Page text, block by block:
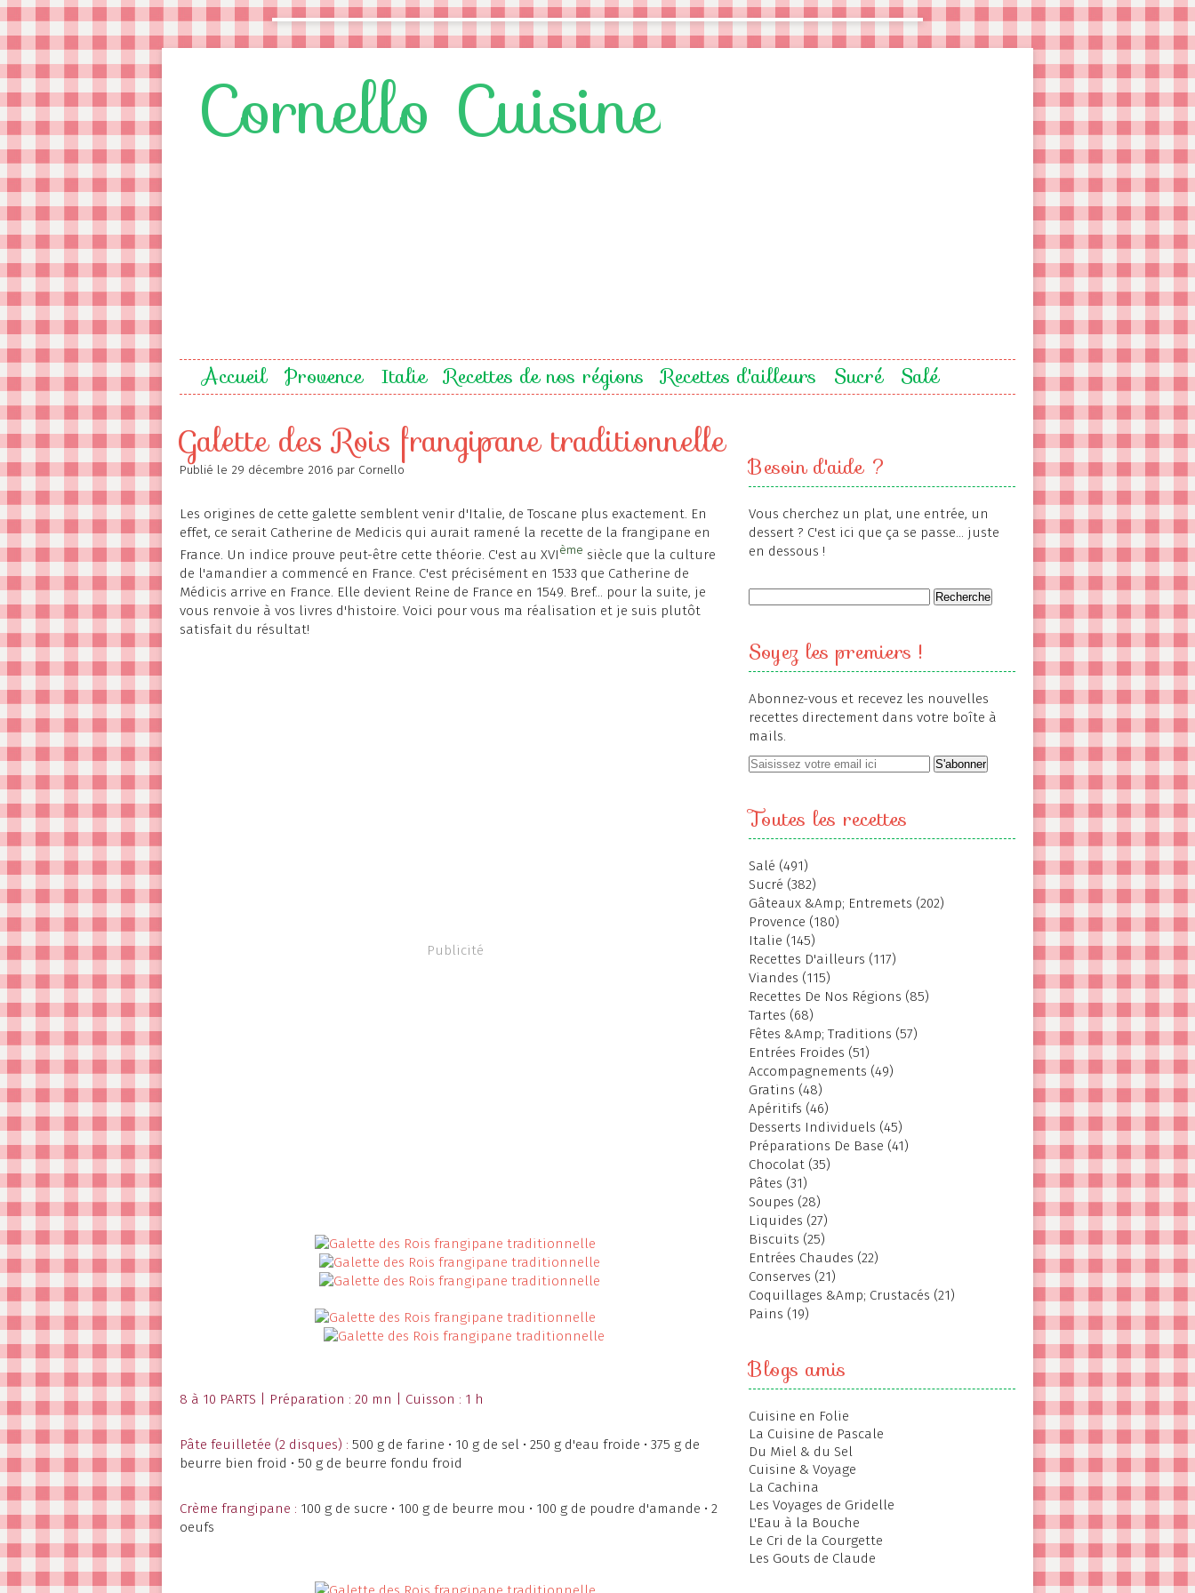
Cornello Cuisine
Accueil Provence Italie Recettes de nos régions Recettes d'ailleurs Sucré Salé
Galette des Rois frangipane traditionnelle
Publié le 29 décembre 2016 par Cornello
Les origines de cette galette semblent venir d'Italie, de Toscane plus exactement. En
effet, ce serait Catherine de Medicis qui aurait ramené la recette de la frangipane en
France. Un indice prouve peut-être cette théorie. C'est au XVI ème siècle que la culture
de l'amandier a commencé en France. C'est précisément en 1533 que Catherine de
Médicis arrive en France. Elle devient Reine de France en 1549. Bref... pour la suite, je
vous renvoie à vos livres d'histoire. Voici pour vous ma réalisation et je suis plutôt
satisfait du résultat!
Publicité
8 à 10 PARTS | Préparation : 20 mn | Cuisson : 1 h
Pâte feuilletée (2 disques) : 500 g de farine • 10 g de sel • 250 g d'eau froide • 375 g de
beurre bien froid • 50 g de beurre fondu froid
Crème frangipane : 100 g de sucre • 100 g de beurre mou • 100 g de poudre d'amande • 2
oeufs
Besoin d'aide ?
Vous cherchez un plat, une entrée, un
dessert ? C'est ici que ça se passe... juste
en dessous !
Soyez les premiers !
Abonnez-vous et recevez les nouvelles
recettes directement dans votre boîte à
mails.
Toutes les recettes
Salé (491)
Sucré (382)
Gâteaux &Amp; Entremets (202)
Provence (180)
Italie (145)
Recettes D'ailleurs (117)
Viandes (115)
Recettes De Nos Régions (85)
Tartes (68)
Fêtes &Amp; Traditions (57)
Entrées Froides (51)
Accompagnements (49)
Gratins (48)
Apéritifs (46)
Desserts Individuels (45)
Préparations De Base (41)
Chocolat (35)
Pâtes (31)
Soupes (28)
Liquides (27)
Biscuits (25)
Entrées Chaudes (22)
Conserves (21)
Coquillages &Amp; Crustacés (21)
Pains (19)
Blogs amis
Cuisine en Folie
La Cuisine de Pascale
Du Miel & du Sel
Cuisine & Voyage
La Cachina
Les Voyages de Gridelle
L'Eau à la Bouche
Le Cri de la Courgette
Les Gouts de Claude